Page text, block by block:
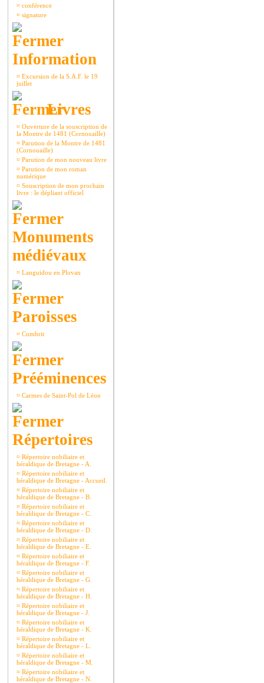
¤ conférence
¤ signature
Information
¤ Excursion de la S.A.F. le 19
juillet
Livres
¤ Ouverture de la souscription de
la Montre de 1481 (Cornouaille)
¤ Parution de la Montre de 1481
(Cornouaille)
¤ Parution de mon nouveau livre
¤ Parution de mon roman
numérique
¤ Souscription de mon prochain
livre : le dépliant officiel
Monuments
médiévaux
¤ Languidou en Plovan
Paroisses
¤ Combrit
Prééminences
¤ Carmes de Saint-Pol de Léon
Répertoires
¤ Répertoire nobiliaire et
héraldique de Bretagne - A.
¤ Répertoire nobiliaire et
héraldique de Bretagne - Accueil.
¤ Répertoire nobiliaire et
héraldique de Bretagne - B.
¤ Répertoire nobiliaire et
héraldique de Bretagne - C.
¤ Répertoire nobiliaire et
héraldique de Bretagne - D.
¤ Répertoire nobiliaire et
héraldique de Bretagne - E.
¤ Répertoire nobiliaire et
héraldique de Bretagne - F.
¤ Répertoire nobiliaire et
héraldique de Bretagne - G.
¤ Répertoire nobiliaire et
héraldique de Bretagne - H.
¤ Répertoire nobiliaire et
héraldique de Bretagne - J.
¤ Répertoire nobiliaire et
héraldique de Bretagne - K.
¤ Répertoire nobiliaire et
héraldique de Bretagne - L.
¤ Répertoire nobiliaire et
héraldique de Bretagne - M.
¤ Répertoire nobiliaire et
héraldique de Bretagne - N.